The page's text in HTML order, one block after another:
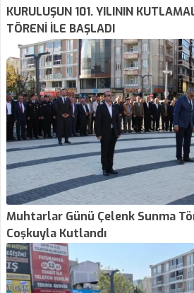
KURULUŞUN 101. YILININ
TÖRENİ İLE BAŞLADI
Muhtarlar Günü Çelenk Sunma
Coşkuyla Kutlandı